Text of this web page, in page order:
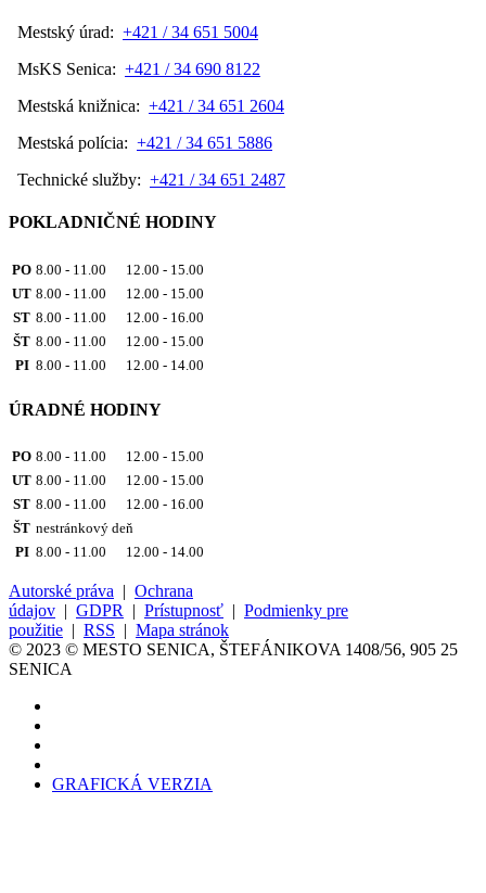
Mestský úrad: +421 / 34 651 5004
MsKS Senica: +421 / 34 690 8122
Mestská knižnica: +421 / 34 651 2604
Mestská polícia: +421 / 34 651 5886
Technické služby: +421 / 34 651 2487
POKLADNIČNÉ HODINY
PO 8.00 - 11.00 12.00 - 15.00
UT 8.00 - 11.00 12.00 - 15.00
ST 8.00 - 11.00 12.00 - 16.00
ŠT 8.00 - 11.00 12.00 - 15.00
PI 8.00 - 11.00 12.00 - 14.00
ÚRADNÉ HODINY
PO 8.00 - 11.00 12.00 - 15.00
UT 8.00 - 11.00 12.00 - 15.00
ST 8.00 - 11.00 12.00 - 16.00
ŠT nestránkový deň
PI 8.00 - 11.00 12.00 - 14.00
Autorské práva | Ochrana
údajov | GDPR | Prístupnosť | Podmienky pre
použitie | RSS | Mapa stránok
© 2023 © MESTO SENICA, ŠTEFÁNIKOVA 1408/56, 905 25
SENICA
GRAFICKÁ VERZIA